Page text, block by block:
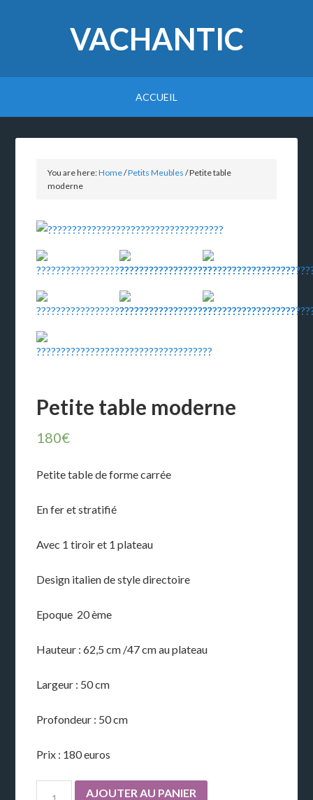
VACHANTIC
ACCUEIL
You are here:Home/Petits Meubles /Petite table
moderne
Petite table moderne
180€
Petite table de forme carrée
En fer et stratifié
Avec 1 tiroir et 1 plateau
Design italien de style directoire
Epoque 20 ème
Hauteur : 62,5 cm /47 cm au plateau
Largeur : 50 cm
Profondeur : 50 cm
Prix : 180 euros
AJOUTER AU PANIER